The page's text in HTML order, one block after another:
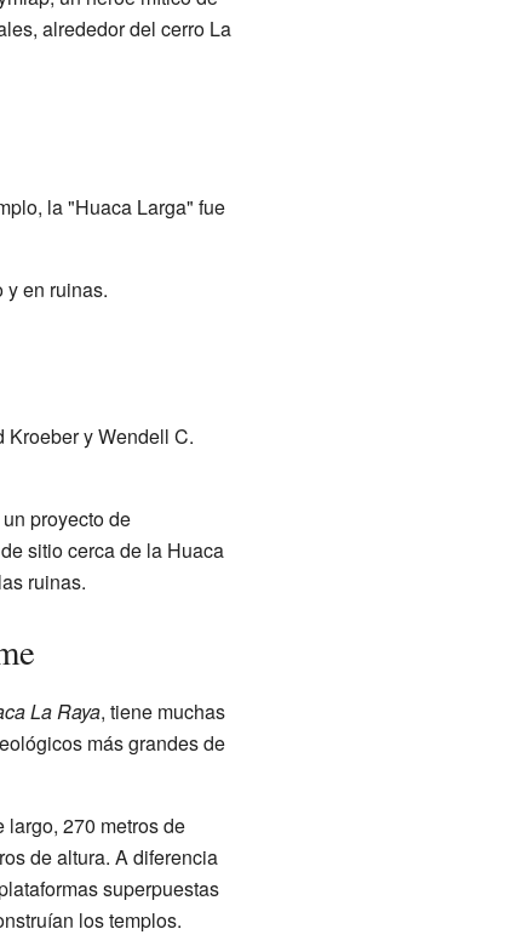
alrededor del cerro La
la "Huaca Larga" fue
y en ruinas.
Kroeber y Wendell C.
proyecto de
sitio cerca de la Huaca
ruinas.
La Raya, tiene muchas
más grandes de
largo, 270 metros de
de altura. A diferencia
superpuestas
los templos.